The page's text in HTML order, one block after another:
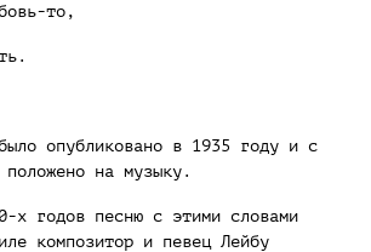
то,
опубликовано в 1935 году и с
на музыку.
х годов песню с этими словами
композитор и певец Лейбу